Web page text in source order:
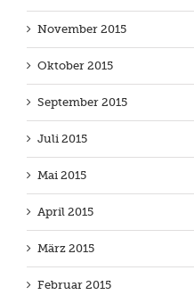
November 2015
Oktober 2015
September 2015
Juli 2015
Mai 2015
April 2015
März 2015
Februar 2015